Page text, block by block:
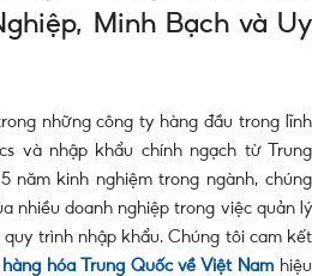
Minh Bạch và Uy
những công ty hàng đầu trong lĩnh
và nhập khẩu chính ngạch từ Trung
năm kinh nghiệm trong ngành, chúng
nhiều doanh nghiệp trong việc quản lý
trình nhập khẩu. Chúng tôi cam kết
hóa Trung Quốc về Việt Namhiệu